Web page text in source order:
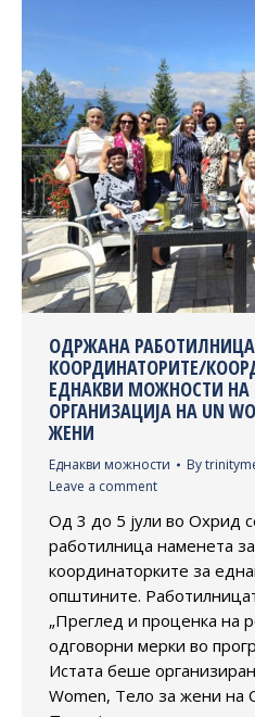
ОДРЖАНА
КООРДИНАТОРИТЕ/
ЕДНАКВИ МОЖНОСТИ
ОРГАНИЗАЦИЈА НА UN
ЖЕНИ
Еднакви можности By
Leave a comment
Од 3 до 5 јули во Охрид
работилница наменета
координаторките за
општините.
„Преглед и проценка на
одговорни мерки во
Истата беше
Women, Тело за жени